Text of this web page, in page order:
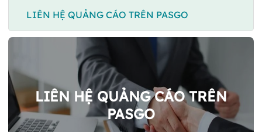
LIÊN HỆ QUẢNG CÁO TRÊN PASGO
LIÊN HỆ QUẢNG CÁO TRÊN
PASGO